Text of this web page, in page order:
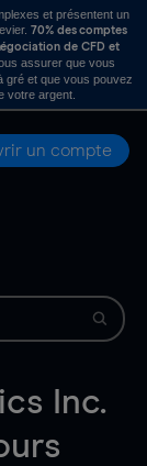
et présentent un
70% des comptes
de CFD et
assurer que vous
gré et que vous pouvez
votre argent.
un compte
Inc.